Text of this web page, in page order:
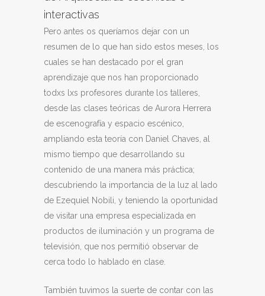
interactivas
Pero antes os queríamos dejar con un
resumen de lo que han sido estos meses, los
cuales se han destacado por el gran
aprendizaje que nos han proporcionado
todxs lxs profesores durante los talleres,
desde las clases teóricas de Aurora Herrera
de escenografía y espacio escénico,
ampliando esta teoría con Daniel Chaves, al
mismo tiempo que desarrollando su
contenido de una manera más práctica;
descubriendo la importancia de la luz al lado
de Ezequiel Nobili, y teniendo la oportunidad
de visitar una empresa especializada en
productos de iluminación y un programa de
televisión, que nos permitió observar de
cerca todo lo hablado en clase.
También tuvimos la suerte de contar con las